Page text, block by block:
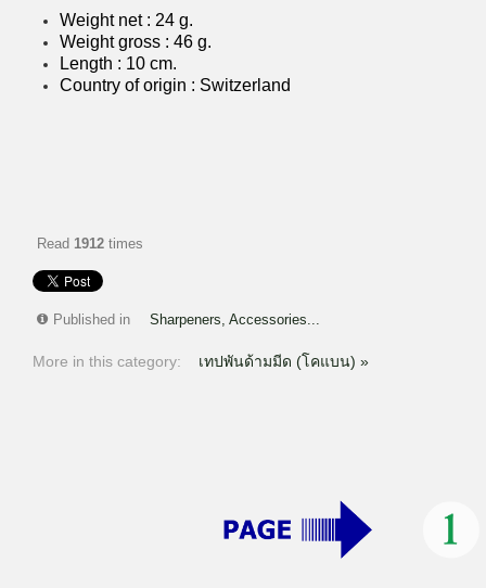
Weight net : 24 g.
Weight gross : 46 g.
Length : 10 cm.
Country of origin : Switzerland
Read 1912 times
Published in Sharpeners, Accessories...
More in this category: เทปพันด้ามมีด (โคแบน) »